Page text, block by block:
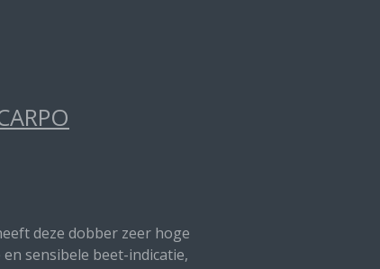
deze dobber zeer hoge
sensibele beet-indicatie,